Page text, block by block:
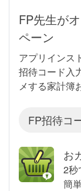
FP先生が
ペーン
アプリインス
招待コード入
メする家計簿
FP招待コ
お
2秒
簡